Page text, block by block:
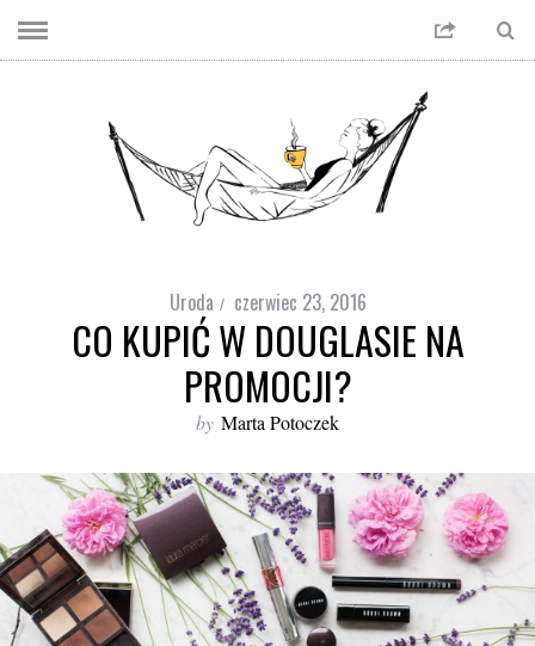
Uroda czerwiec 23, 2016
CO KUPIĆ W DOUGLASIE NA
PROMOCJI?
by Marta Potoczek